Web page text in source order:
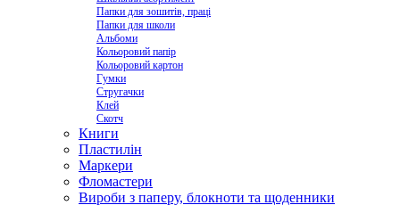
Папки для зошитів, праці
Папки для школи
Альбоми
Кольоровий папір
Кольоровий картон
Гумки
Стругачки
Клей
Скотч
Книги
Пластилін
Маркери
Фломастери
Вироби з паперу, блокноти та щоденники